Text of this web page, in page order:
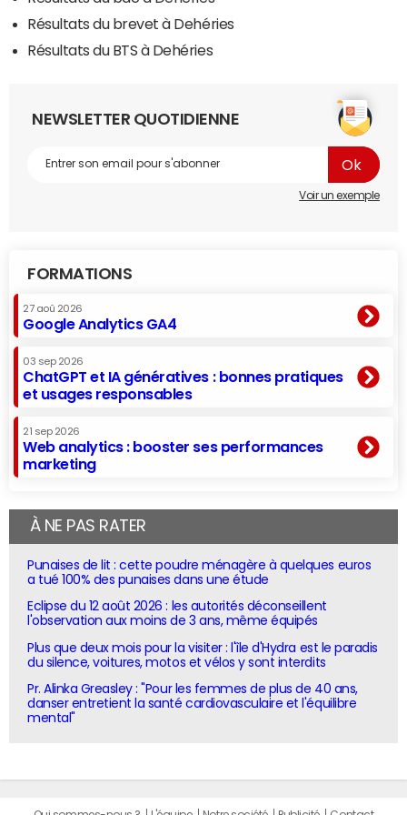
Résultats du brevet à Dehéries
Résultats du BTS à Dehéries
NEWSLETTER QUOTIDIENNE
Voir un exemple
FORMATIONS
27 aoû 2026
Google Analytics GA4
03 sep 2026
ChatGPT et IA génératives : bonnes pratiques
et usages responsables
21 sep 2026
Web analytics : booster ses performances
marketing
À NE PAS RATER
Punaises de lit : cette poudre ménagère à quelques euros
a tué 100% des punaises dans une étude
Eclipse du 12 août 2026 : les autorités déconseillent
l'observation aux moins de 3 ans, même équipés
Plus que deux mois pour la visiter : l'île d'Hydra est le paradis
du silence, voitures, motos et vélos y sont interdits
Pr. Alinka Greasley : "Pour les femmes de plus de 40 ans,
danser entretient la santé cardiovasculaire et l'équilibre
mental"